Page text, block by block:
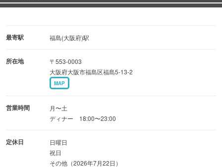
『おかだ』は、今日の疲れが優しい味の手料理で寛ぎ癒さ
あなたの明日への活力が充電されるように、
例えば、田舎に来た時に懐かしさで癒されほっとする空間
日本料理の文化と伝統を残す為の作る努力と手間を惜しま
ない店でありたいと考えています。
最寄駅 福島(大阪府)駅
所在地
〒553-0003
大阪府大阪市福島区福島5-13-2
MAP
営業時間
月〜土
ディナー 18:00〜23:00
定休日
日曜日
祝日
その他（2026年7月22日）